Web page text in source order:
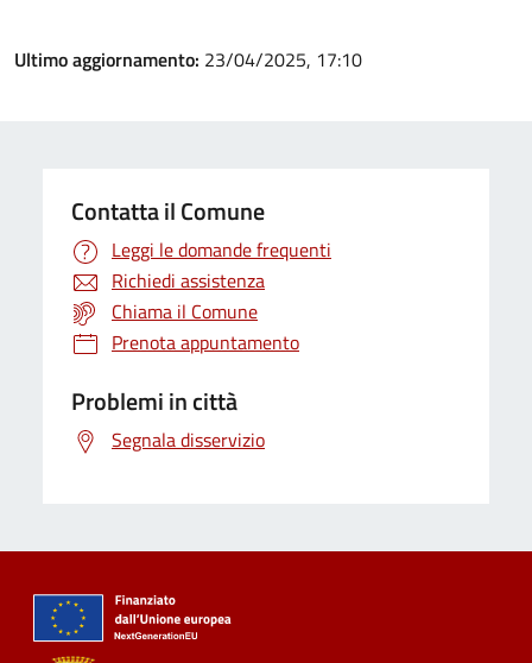
Ultimo aggiornamento: 23/04/2025, 17:10
Contatta il Comune
Leggi le domande frequenti
Richiedi assistenza
Chiama il Comune
Prenota appuntamento
Problemi in città
Segnala disservizio